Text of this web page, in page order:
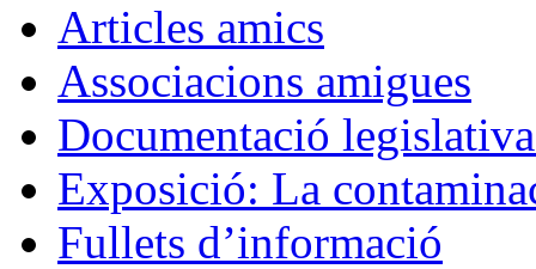
Articles amics
Associacions amigues
Documentació
Exposició: La
Fullets d’informació